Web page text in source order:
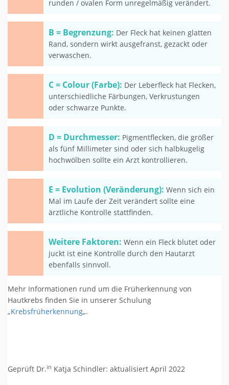
runden / ovalen Form unregelmäßig verändert.
B = Begrenzung: Der Fleck hat keinen glatten
Rand, sondern wirkt ausgefranst, gezackt oder
verwaschen.
C = Colour (Farbe): Der Leberfleck hat Flecken,
unterschiedliche Färbungen, Verkrustungen
oder schwarze Punkte.
D = Durchmesser: Pigmentflecken, die größer
als fünf Millimeter sind oder sich halbkugelig
hochwölben sollte ein Arzt kontrollieren.
E = Evolution (Veränderung): Wenn sich ein
Mal im Laufe der Zeit verändert sollte eine
ärztliche Kontrolle stattfinden.
Weitere Faktoren: Wenn ein Fleck blutet oder
juckt ist eine Kontrolle durch den Hautarzt
ebenfalls sinnvoll.
Mehr Informationen rund um die Früherkennung von
Hautkrebs finden Sie in unserer Schulung
„Krebsfrüherkennung„.
Geprüft Dr.in Katja Schindler: aktualisiert April 2022